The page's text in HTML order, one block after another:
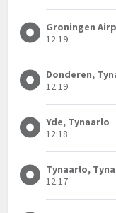
Groningen
12:19
Donderen,
12:19
Yde, Tynaarlo
12:18
Tynaarlo,
12:17